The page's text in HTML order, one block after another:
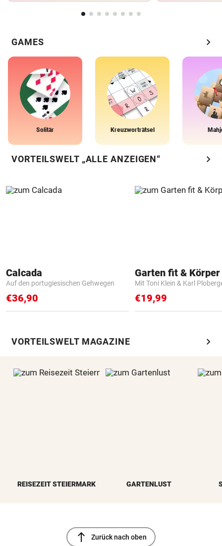
GAMES chevron_right
Solitär Kreuzworträtsel
VORTEILSWELT „ALLE ANZEIGEN“ chevron_right
Calcada
Auf den portugiesischen Gehwegen
€36,90
Garten fit &
Mit Toni Klein & Karl
€19,99
VORTEILSWELT MAGAZINE chevron_right
REISEZEIT STEIERMARK GARTENLUST
north Zurück nach oben